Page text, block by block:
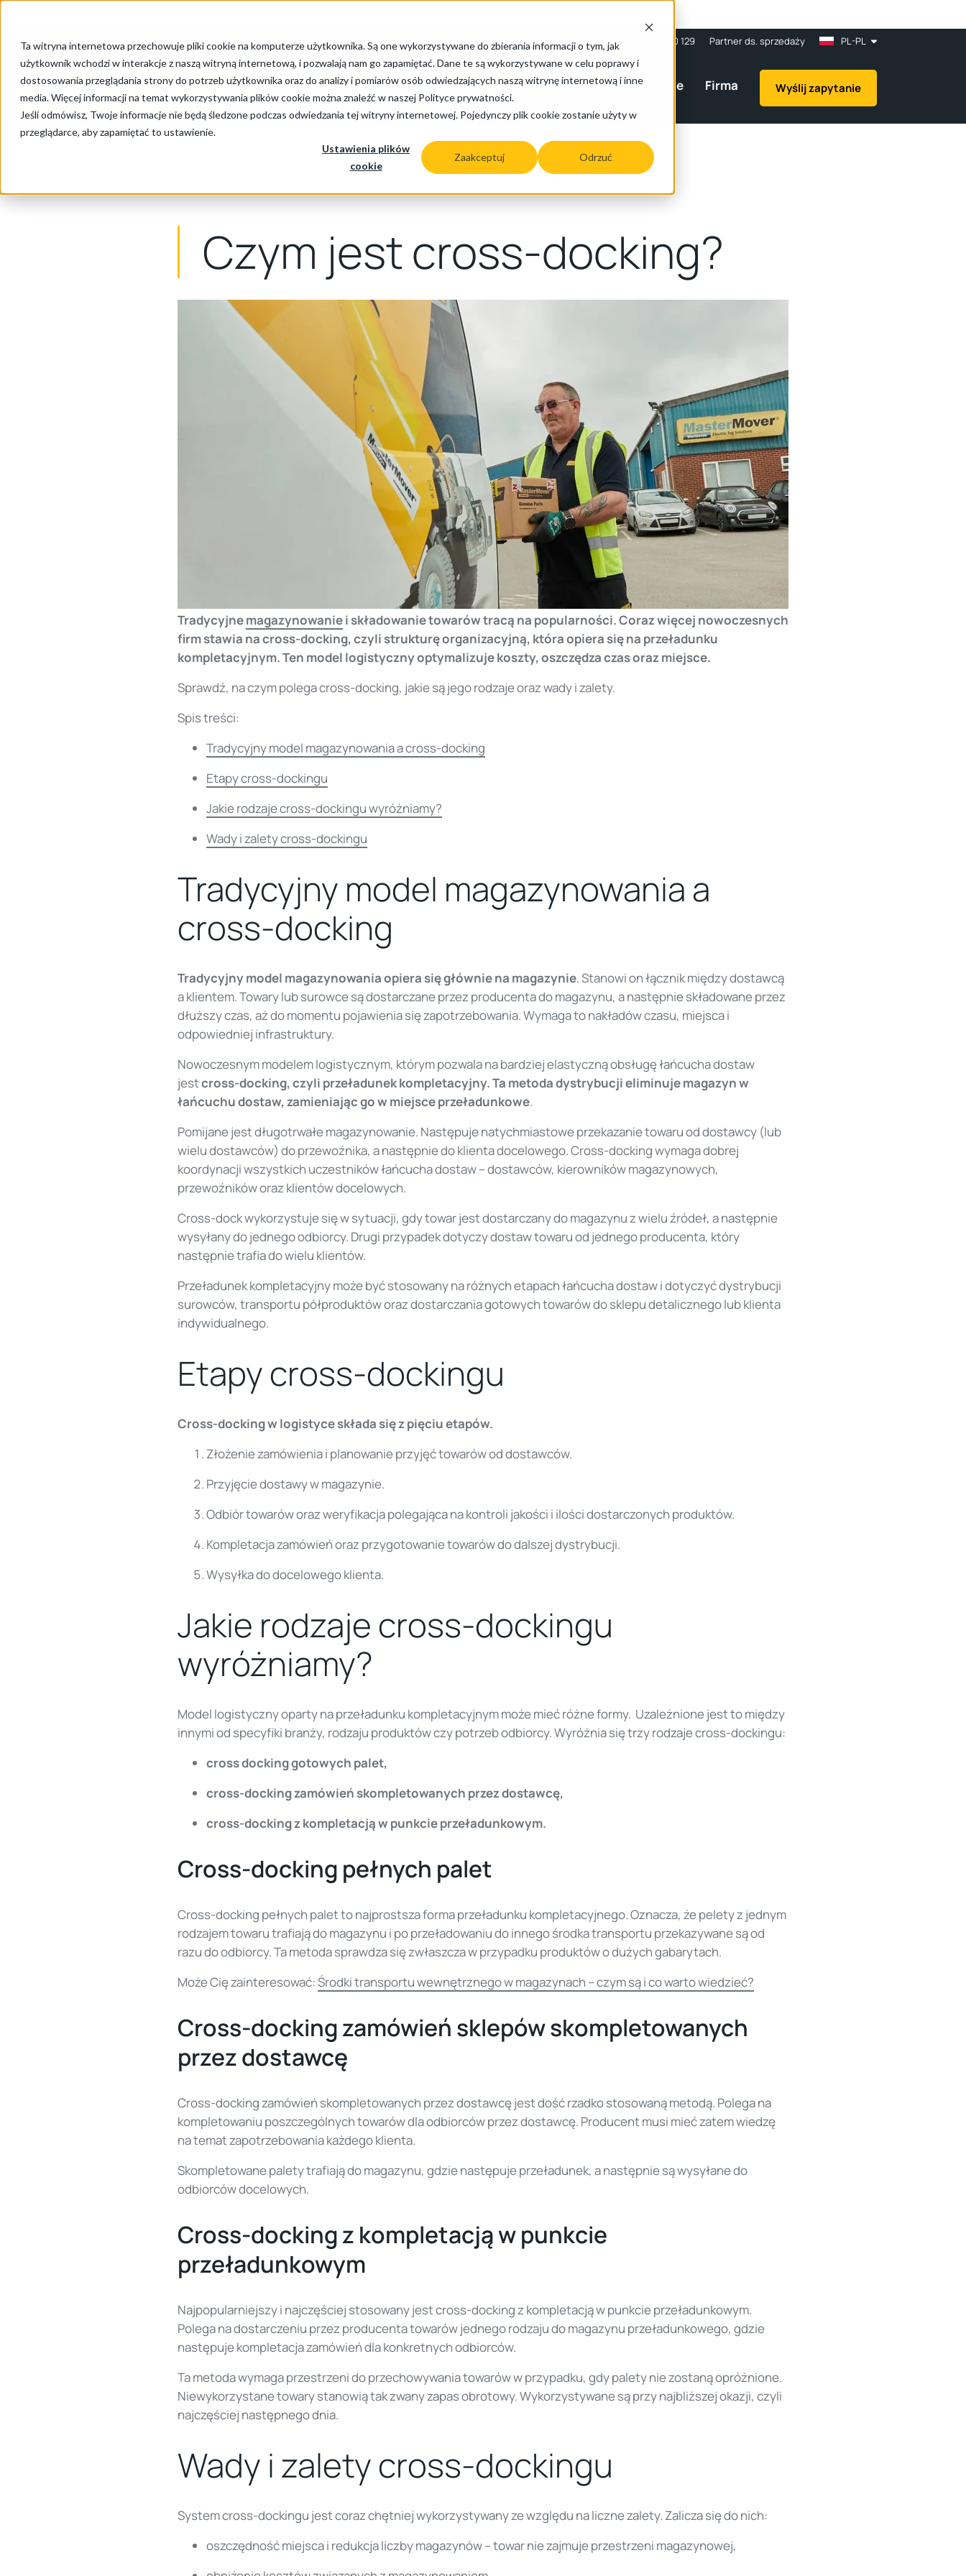
Ta witryna internetowa przechowuje pliki cookie na komputerze użytkownika. Są one wykorzystywane do zbierania informacji o tym, jak
użytkownik wchodzi w interakcje z naszą witryną internetową, i pozwalają nam go zapamiętać. Dane te są wykorzystywane w celu poprawy i
dostosowania przeglądania strony do potrzeb użytkownika oraz do analizy i pomiarów osób odwiedzających naszą witrynę internetową i inne
media. Więcej informacji na temat wykorzystywania plików cookie można znaleźć w naszej Polityce prywatności.
Jeśli odmówisz, Twoje informacje nie będą śledzone podczas odwiedzania tej witryny internetowej. Pojedynczy plik cookie zostanie użyty w
przeglądarce, aby zapamiętać to ustawienie.
Ustawienia plików
cookie
Zaakceptuj Odrzuć
+48 697 080 129 Partner ds. sprzedaży PL-PL
Produkty Branże Serwis i wsparcie techniczne Firma Wyślij zapytanie
Czym jest cross-docking?
Tradycyjnemagazynowaniei składowanie towarów tracą na popularności. Coraz więcej nowoczesnych
firm stawia na cross-docking, czyli strukturę organizacyjną, która opiera się na przeładunku
kompletacyjnym. Ten model logistyczny optymalizuje koszty, oszczędza czas oraz miejsce.
Sprawdź, na czym polega cross-docking, jakie są jego rodzaje oraz wady i zalety.
Spis treści:
Tradycyjny model magazynowania a cross-docking
Etapy cross-dockingu
Jakie rodzaje cross-dockingu wyróżniamy?
Wady i zalety cross-dockingu
Tradycyjny model magazynowania a
cross-docking
Tradycyjny model magazynowania opiera się głównie na magazynie. Stanowi on łącznik między dostawcą
a klientem. Towary lub surowce są dostarczane przez producenta do magazynu, a następnie składowane przez
dłuższy czas, aż do momentu pojawienia się zapotrzebowania. Wymaga to nakładów czasu, miejsca i
odpowiedniej infrastruktury.
Nowoczesnym modelem logistycznym, którym pozwala na bardziej elastyczną obsługę łańcucha dostaw
jestcross-docking, czyli przeładunek kompletacyjny. Ta metoda dystrybucji eliminuje magazyn w
łańcuchu dostaw, zamieniając go w miejsce przeładunkowe.
Pomijane jest długotrwałe magazynowanie. Następuje natychmiastowe przekazanie towaru od dostawcy (lub
wielu dostawców) do przewoźnika, a następnie do klienta docelowego. Cross-docking wymaga dobrej
koordynacji wszystkich uczestników łańcucha dostaw – dostawców, kierowników magazynowych,
przewoźników oraz klientów docelowych.
Cross-dock wykorzystuje się w sytuacji, gdy towar jest dostarczany do magazynu z wielu źródeł, a następnie
wysyłany do jednego odbiorcy. Drugi przypadek dotyczy dostaw towaru od jednego producenta, który
następnie trafia do wielu klientów.
Przeładunek kompletacyjny może być stosowany na różnych etapach łańcucha dostaw i dotyczyć dystrybucji
surowców, transportu półproduktów oraz dostarczania gotowych towarów do sklepu detalicznego lub klienta
indywidualnego.
Etapy cross-dockingu
Cross-docking w logistyce składa się z pięciu etapów.
Złożenie zamówienia i planowanie przyjęć towarów od dostawców.
Przyjęcie dostawy w magazynie.
Odbiór towarów oraz weryfikacja polegająca na kontroli jakości i ilości dostarczonych produktów.
Kompletacja zamówień oraz przygotowanie towarów do dalszej dystrybucji.
Wysyłka do docelowego klienta.
Jakie rodzaje cross-dockingu
wyróżniamy?
Model logistyczny oparty na przeładunku kompletacyjnym może mieć różne formy. Uzależnione jest to między
innymi od specyfiki branży, rodzaju produktów czy potrzeb odbiorcy. Wyróżnia się trzy rodzaje cross-dockingu:
cross docking gotowych palet,
cross-docking zamówień skompletowanych przez dostawcę,
cross-docking z kompletacją w punkcie przeładunkowym.
Cross-docking pełnych palet
Cross-docking pełnych palet to najprostsza forma przeładunku kompletacyjnego. Oznacza, że pelety z jednym
rodzajem towaru trafiają do magazynu i po przeładowaniu do innego środka transportu przekazywane są od
razu do odbiorcy. Ta metoda sprawdza się zwłaszcza w przypadku produktów o dużych gabarytach.
Może Cię zainteresować:Środki transportu wewnętrznego w magazynach – czym są i co warto wiedzieć?
Cross-docking zamówień sklepów skompletowanych
przez dostawcę
Cross-docking zamówień skompletowanych przez dostawcę jest dość rzadko stosowaną metodą. Polega na
kompletowaniu poszczególnych towarów dla odbiorców przez dostawcę. Producent musi mieć zatem wiedzę
na temat zapotrzebowania każdego klienta.
Skompletowane palety trafiają do magazynu, gdzie następuje przeładunek, a następnie są wysyłane do
odbiorców docelowych.
Cross-docking z kompletacją w punkcie
przeładunkowym
Najpopularniejszy i najczęściej stosowany jest cross-docking z kompletacją w punkcie przeładunkowym.
Polega na dostarczeniu przez producenta towarów jednego rodzaju do magazynu przeładunkowego, gdzie
następuje kompletacja zamówień dla konkretnych odbiorców.
Ta metoda wymaga przestrzeni do przechowywania towarów w przypadku, gdy palety nie zostaną opróżnione.
Niewykorzystane towary stanowią tak zwany zapas obrotowy. Wykorzystywane są przy najbliższej okazji, czyli
najczęściej następnego dnia.
Wady i zalety cross-dockingu
System cross-dockingu jest coraz chętniej wykorzystywany ze względu na liczne zalety. Zalicza się do nich:
oszczędność miejsca i redukcja liczby magazynów – towar nie zajmuje przestrzeni magazynowej,